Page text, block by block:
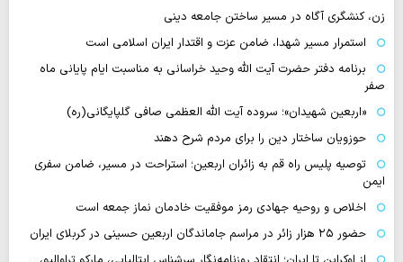
زن، کنشگری آگاه در مسیر ساختن جامعه دینی
استمرار مسیر شهدا، ضامن عزت و اقتدار ایران اسلامی است
برنامه دفتر حضرت آیت الله وحید خراسانی به مناسبت ایام پایانی ماه
صفر
«اربعین شهیدان»؛ سروده آیت الله العظمی صافی گلپایگانی(ره)
حوزویان ساختار دین را برای مردم شرح دهند
توصیه پلیس راه قم به زائران اربعین؛ استراحت در مسیر، ضامن سفری
ایمن
اخلاص و روحیه جهادی رمز موفقیت خادمان نماز جمعه است
حضور ۲۵ هزار زائر در مراسم جاماندگان اربعین حسینی در کربلای ایران